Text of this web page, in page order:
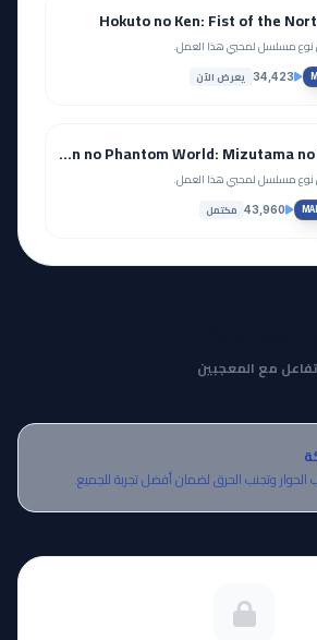
Hokuto no Ken: Fist of the
نوع مسلسل لمحبي هذا العمل.
34,423 يعرض الآن
Musaigen no Phantom World: Mizutama no Kiseki
نوع مسلسل لمحبي هذا العمل.
43,960 مكتمل
مع المعجبين
الحوار وتجنب الحرق لضمان أفضل تجربة للجميع.